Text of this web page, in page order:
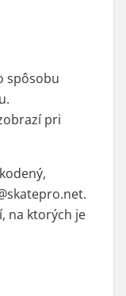
spôsobu
pri
na ktorých je